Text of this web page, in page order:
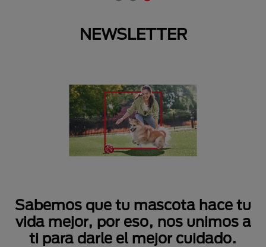
NEWSLETTER
Sabemos que tu mascota hace tu
vida mejor, por eso, nos unimos a
ti para darle el mejor cuidado.